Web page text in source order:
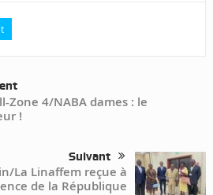
Zone 4/NABA dames : le
!
Suivant
La Linaffem reçue à
de la République